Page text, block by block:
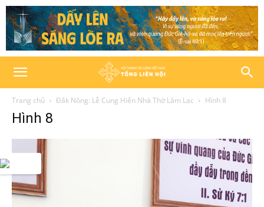
Trang chủ Đắk Nông: Lễ Cung Hiến Nhà Thờ Lâm Lạc Hình 8
Hình 8